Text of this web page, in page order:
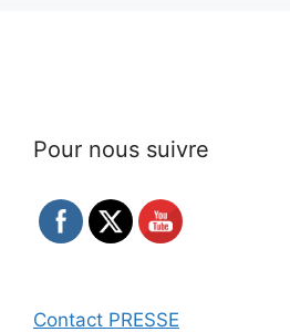
Pour nous suivre
Contact PRESSE